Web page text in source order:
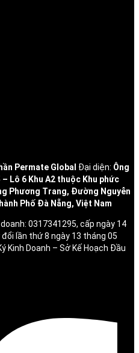
Permate Global Đại diện: Ông
– Lô 6 Khu A2 thuộc Khu phức
Phương Trang, Đường Nguyễn
Phố Đà Nẵng, Việt Nam
0317341295, cấp ngày 14
lần thứ 8 ngày 13 tháng 05
Kinh Doanh – Sở Kế Hoạch Đầu